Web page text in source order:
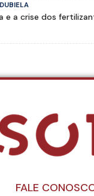
e a crise dos
FALE